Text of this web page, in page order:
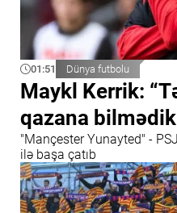
01:51 Dünya futbolu
Maykl Kerrik:
qazana
"Mançester Yunayted" -
ilə başa çatıb